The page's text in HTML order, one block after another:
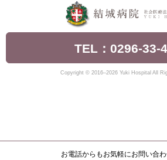
TEL：0296-33-
Copyright © 2016–2026 Yuki Hospital All
お電話からもお気軽にお問い合